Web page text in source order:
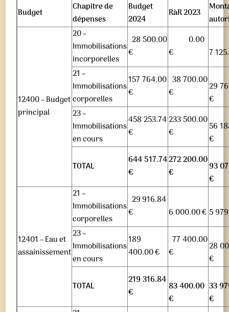
Budget
Chapitre de
dépenses
Budget
2024
RàR 2023
12400 – Budget
principal
20 –
Immobilisations
incorporelles
28 500.00
€
0.00
€
7
21 –
Immobilisations
corporelles
157 764.00
€
38 700.00
€
29
€
23 –
Immobilisations
en cours
458 253.74
€
233 500.00
€
56
€
TOTAL
644 517.74
€
272 200.00
€
93
€
12401 – Eau et
assainissement
21 –
Immobilisations
corporelles
29 916.84
€
6 000.00 € 5
23 –
Immobilisations
en cours
189
400.00 €
77 400.00
€
28
€
TOTAL
219 316.84
€
83 400.00
€
33
€